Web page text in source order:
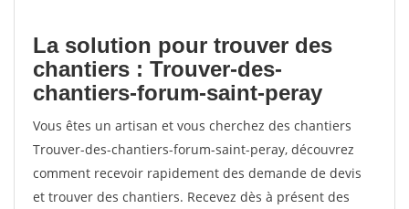
La solution pour trouver des
chantiers : Trouver-des-
chantiers-forum-saint-peray
Vous êtes un artisan et vous cherchez des chantiers
Trouver-des-chantiers-forum-saint-peray, découvrez
comment recevoir rapidement des demande de devis
et trouver des chantiers. Recevez dès à présent des